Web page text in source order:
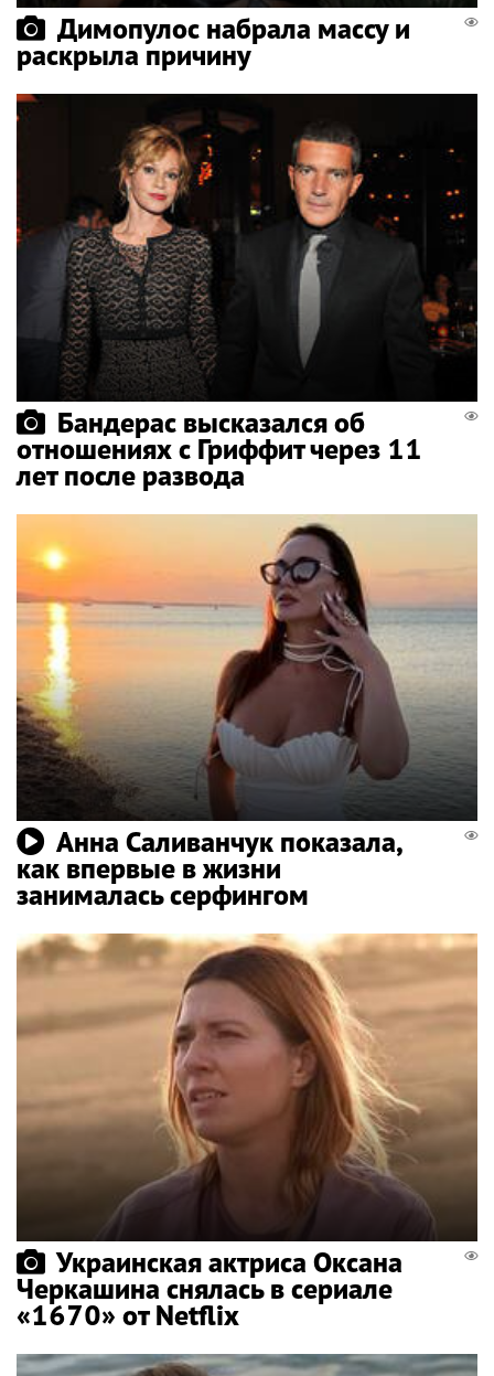
Димопулос набрала массу и
раскрыла причину
Бандерас высказался об
отношениях с Гриффит через 11
лет после развода
Анна Саливанчук показала,
как впервые в жизни
занималась серфингом
Украинская актриса Оксана
Черкашина снялась в сериале
«1670» от Netflix